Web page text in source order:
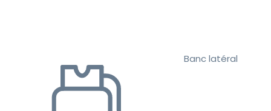
Banc latéral